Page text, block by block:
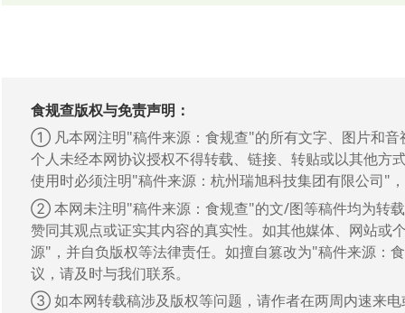
食规查版权与免责声明：
① 凡本网注明"稿件来源：食规查"的所有文字、图片和音
个人未经本网协议授权不得转载、链接、转贴或以其他方
使用时必须注明"稿件来源：杭州瑞旭科技集团有限公司"
② 本网未注明"稿件来源：食规查"的文/图等稿件均为转
赞同其观点或证实其内容的真实性。如其他媒体、网站或
源"，并自负版权等法律责任。如擅自篡改为"稿件来源：
议，请及时与我们联系。
③ 如本网转载稿涉及版权等问题，请作者在两周内速来电